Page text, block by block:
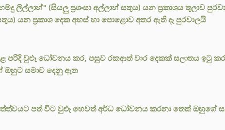
ලිල්ලාහ්" (සියලු ප්‍රශංසා අල්ලාහ් සතුය) යන ප්‍රකාශය තුලාව
යන ප්‍රකාශ දෙක අහස් හා පොළොව අතර ඇති දෑ පුරවාලයි
පරිදි වුළූ ධෝවනය කර, පසුව රකආත් වාර දෙකක් සලාතය ඉටු
ඔහුට සමාව දෙනු ඇත
පත් විට වුළූ හෙවත් අර්ධ ධෝවනය කරනා තෙක් ඔහුගේ